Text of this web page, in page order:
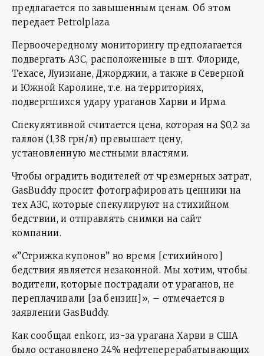
предлагается по завышенным ценам. Об этом
передает Petrolplaza.
Первоочередному мониторингу предполагается
подвергать АЗС, расположенные в шт. Флориде,
Техасе, Луизиане, Джорджии, а также в Северной
и Южной Каролине, т.е. на территориях,
подвергшихся удару ураганов Харви и Ирма.
Спекулятивной считается цена, которая на $0,2 за
галлон (1,38 грн/л) превышает цену,
установленную местными властями.
Чтобы оградить водителей от чрезмерных затрат,
GasBuddy просит фотографировать ценники на
тех АЗС, которые спекулируют на стихийном
бедствии, и отправлять снимки на сайт
компании.
«”Стрижка купонов” во время [стихийного]
бедствия является незаконной. Мы хотим, чтобы
водители, которые пострадали от ураганов, не
переплачивали [за бензин]», – отмечается в
заявлении GasBuddy.
Как сообщал enkorr, из-за урагана Харви в США
было остановлено 24% нефтеперерабатывающих